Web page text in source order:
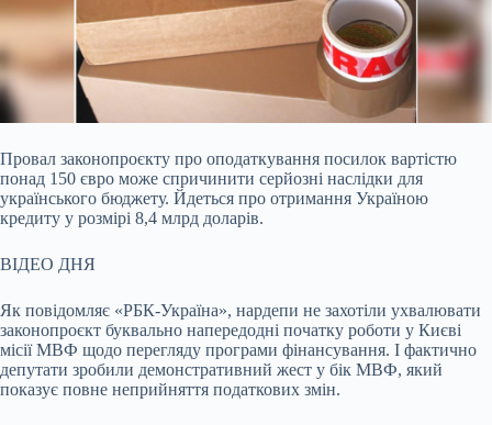
Провал законопроєкту про оподаткування посилок вартістю
понад 150 євро може спричинити серйозні наслідки для
українського бюджету. Йдеться про отримання Україною
кредиту у розмірі 8,4 млрд доларів.
ВІДЕО ДНЯ
Як повідомляє «РБК-Україна», нардепи не захотіли ухвалювати
законопроєкт буквально напередодні початку роботи у Києві
місії МВФ щодо перегляду програми фінансування. І фактично
депутати зробили демонстративний жест у бік МВФ, який
показує повне неприйняття податкових змін.